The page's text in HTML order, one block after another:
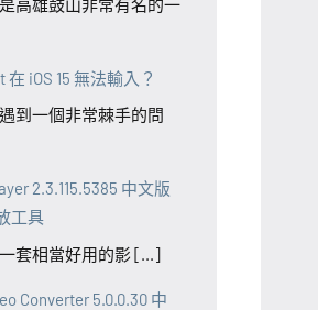
是高雄鼓山非常有名的一
iOS 15 無法輸入？
到一個非常棘手的問
2.3.115.5385 中文版
工具
一套相當好用的影 [...]
Converter 5.0.0.30 中